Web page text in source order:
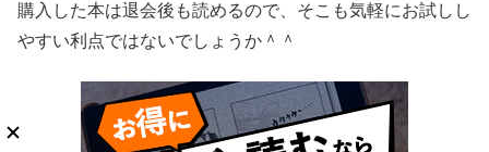
購入した本は退会後も読めるので、そこも気軽にお試しし
やすい利点ではないでしょうか＾＾